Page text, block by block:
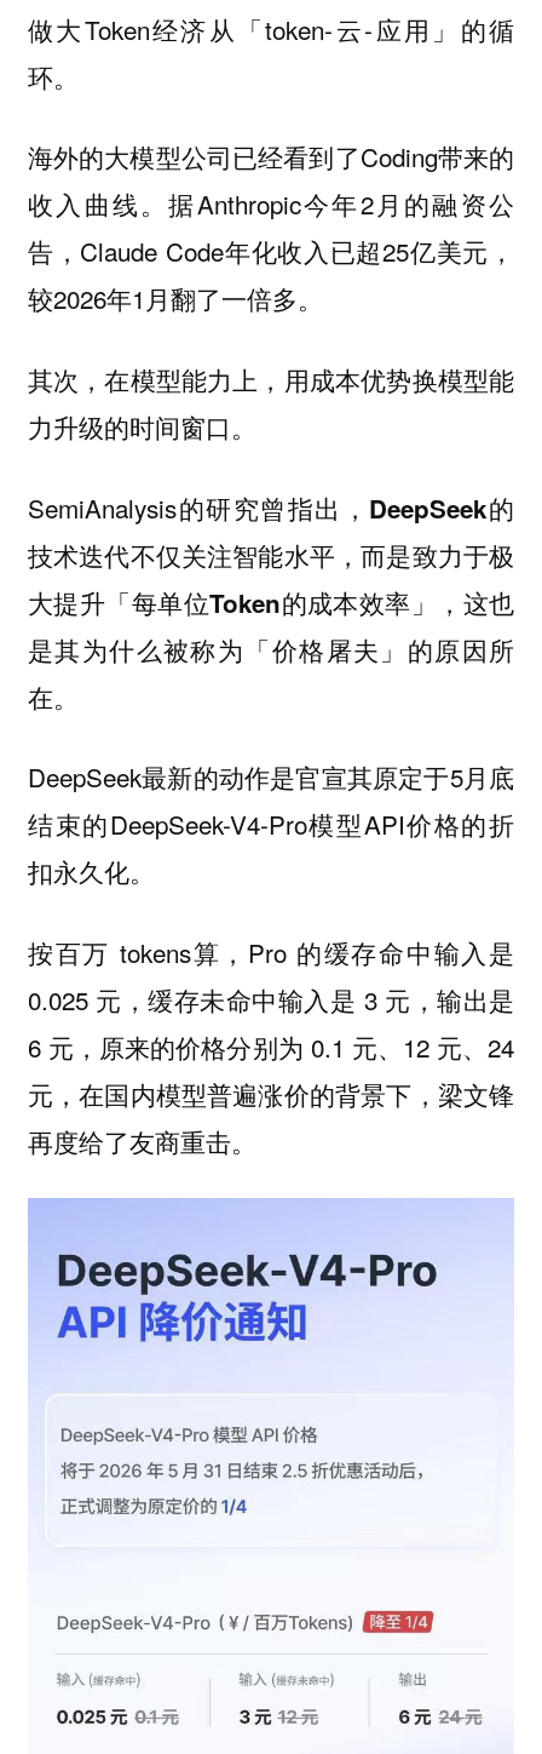
做大Token经济从「token-云-应用」的循
环。
海外的大模型公司已经看到了Coding带来的
收入曲线。据Anthropic今年2月的融资公
告，Claude Code年化收入已超25亿美元，
较2026年1月翻了一倍多。
其次，在模型能力上，用成本优势换模型能
力升级的时间窗口。
SemiAnalysis的研究曾指出， DeepSeek的
技术迭代不仅关注智能水平，而是致力于极
大提升「每单位Token的成本效率」，这也
是其为什么被称为「价格屠夫」的原因所
在。
DeepSeek最新的动作是官宣其原定于5月底
结束的DeepSeek-V4-Pro模型API价格的折
扣永久化。
按百万 tokens算，Pro 的缓存命中输入是
0.025 元，缓存未命中输入是 3 元，输出是
6 元，原来的价格分别为 0.1 元、12 元、24
元，在国内模型普遍涨价的背景下，梁文锋
再度给了友商重击。